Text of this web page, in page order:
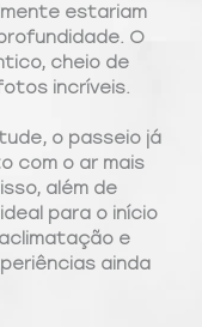
estariam
O
cheio de
incríveis.
, o passeio já
com o ar mais
além de
para o início
aclimataçãoe
ainda